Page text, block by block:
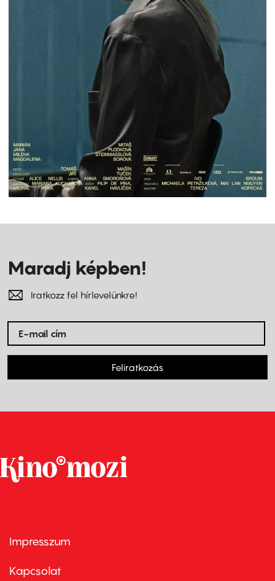
Maradj képben!
Iratkozz fel hírlevelünkre!
Feliratkozás
Footer
first
Impresszum
Kapcsolat